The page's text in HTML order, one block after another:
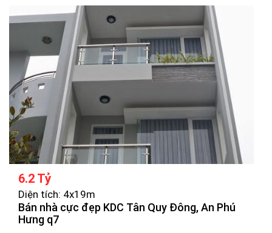
6.2 Tỷ
Diện tích: 4x19m
Bán nhà cực đẹp KDC Tân Quy Đông, An Phú
Hưng q7